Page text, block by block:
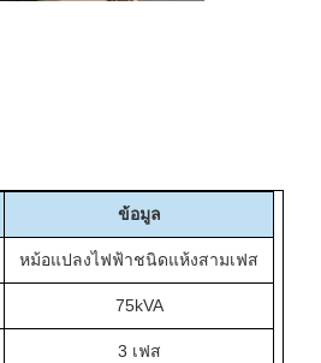
ข้อมูล
หม้อแปลงไฟฟ้าชนิดแห้งสามเฟส
75kVA
3 เฟส